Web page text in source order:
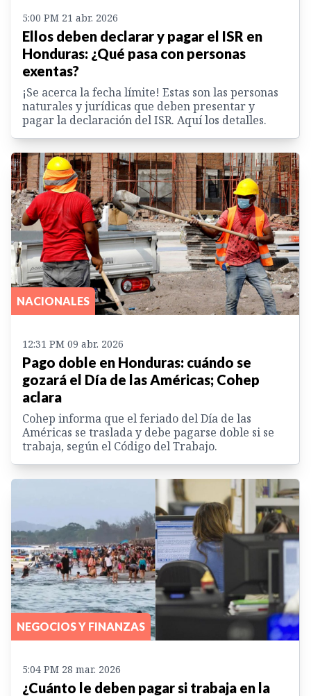
5:00 PM 21 abr. 2026
Ellos deben declarar y pagar el ISR en
Honduras: ¿Qué pasa con personas
exentas?
¡Se acerca la fecha límite! Estas son las personas
naturales y jurídicas que deben presentar y
pagar la declaración del ISR. Aquí los detalles.
NACIONALES
12:31 PM 09 abr. 2026
Pago doble en Honduras: cuándo se
gozará el Día de las Américas; Cohep
aclara
Cohep informa que el feriado del Día de las
Américas se traslada y debe pagarse doble si se
trabaja, según el Código del Trabajo.
NEGOCIOS Y FINANZAS
5:04 PM 28 mar. 2026
¿Cuánto le deben pagar si trabaja en la